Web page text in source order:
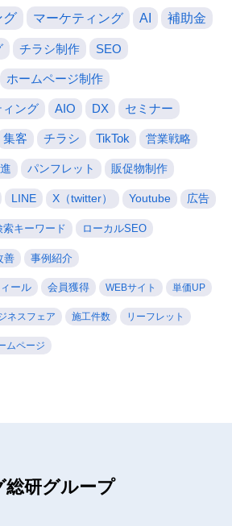
グ マーケティング AI 補助金
チラシ制作 SEO
ホームページ制作
ング AIO DX セミナー
集客 チラシ TikTok 営業戦略
パンフレット 販促物制作
LINE X（twitter） Youtube 広告
索キーワード ローカルSEO
善 事例紹介
ール 会員獲得 WEBサイト 単価UP
ネスフェア 施工件数 リーフレット
ムページ
研グループ